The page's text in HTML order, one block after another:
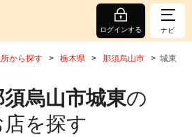
ログインする ナビ
から探す 栃木県 那須烏山市 城東
烏山市城東の
店を探す